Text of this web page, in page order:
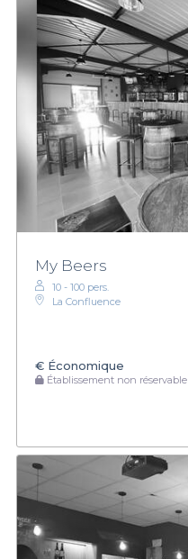
My Beers
10 - 100 pers.
La Confluence
€ Économique
Établissement non réservable